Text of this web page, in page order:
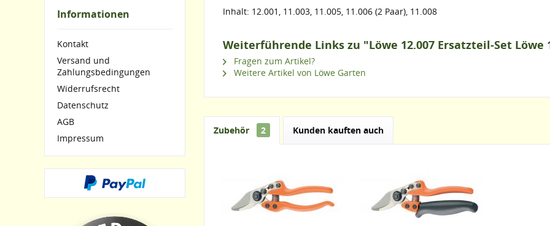
Informationen
Kontakt
Versand und
Zahlungsbedingungen
Widerrufsrecht
Datenschutz
AGB
Impressum
Inhalt: 12.001, 11.003, 11.005, 11.006 (2 Paar), 11.008
Weiterführende Links zu "Löwe 12.007 Ersatzteil-Set Löwe
Fragen zum Artikel?
Weitere Artikel von Löwe Garten
Zubehör 2 Kunden kauften auch